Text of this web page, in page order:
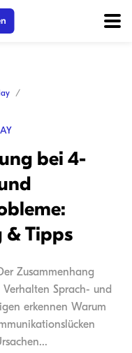
bei 4-
& Tipps
Zusammenhang
Sprach- und
erkennen Warum